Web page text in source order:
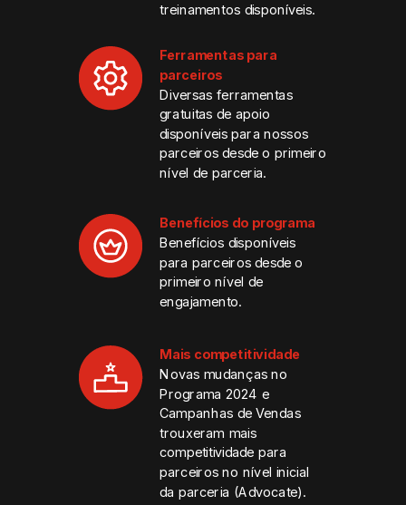
treinamentos disponíveis.
Ferramentas para
parceiros
Diversas ferramentas
gratuitas de apoio
disponíveis para nossos
parceiros desde o primeiro
nível de parceria.
Benefícios do programa
Benefícios disponíveis
para parceiros desde o
primeiro nível de
engajamento.
Mais competitividade
Novas mudanças no
Programa 2024 e
Campanhas de Vendas
trouxeram mais
competitividade para
parceiros no nível inicial
da parceria (Advocate).